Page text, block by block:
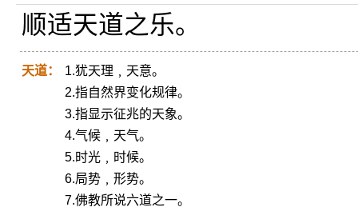
顺适天道之乐。
天道：
1.犹天理﹐天意。
2.指自然界变化规律。
3.指显示征兆的天象。
4.气候﹐天气。
5.时光﹐时候。
6.局势﹐形势。
7.佛教所说六道之一。